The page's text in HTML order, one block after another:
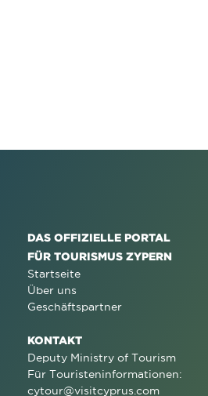
DAS OFFIZIELLE PORTAL
FÜR TOURISMUS ZYPERN
Startseite
Über uns
Geschäftspartner
KONTAKT
Deputy Ministry of Tourism
Für Touristeninformationen:
cytour@visitcyprus.com